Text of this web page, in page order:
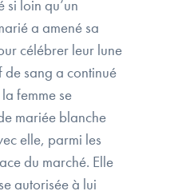
si loin qu’un
a amené sa
célébrer leur lune
de sang a continué
femme se
mariée blanche
elle, parmi les
du marché. Elle
autorisée à lui